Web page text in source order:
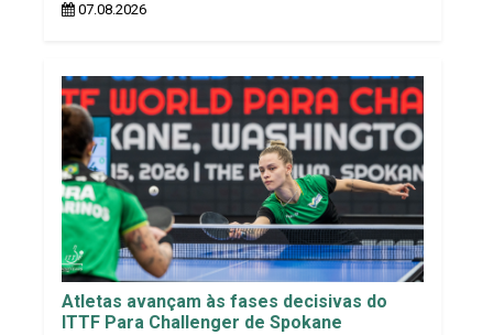
07.08.2026
Atletas avançam às fases decisivas do
ITTF Para Challenger de Spokane